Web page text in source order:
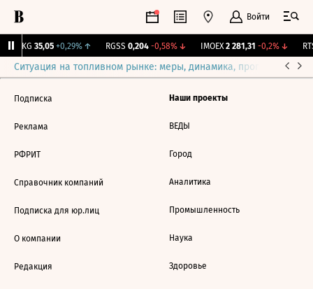
Войти
YAKG 35,05 +0,29%↑ RGSS 0,204 -0,58%↓ IMOEX 2 281,31 -0,2%↓
Ситуация на топливном рынке: меры, динамика, прогнозы
Подписка
Реклама
РФРИТ
Справочник компаний
Подписка для юр.лиц
О компании
Редакция
Наши проекты
ВЕДЫ
Город
Аналитика
Промышленность
Наука
Здоровье